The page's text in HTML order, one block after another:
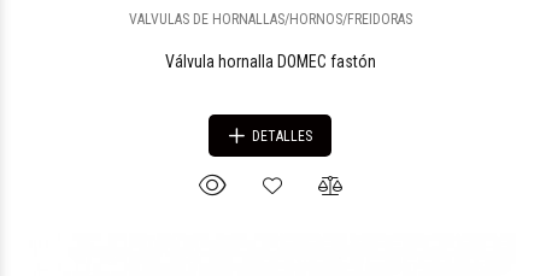
VALVULAS DE HORNALLAS/HORNOS/FREIDORAS
Válvula hornalla DOMEC fastón
DETALLES